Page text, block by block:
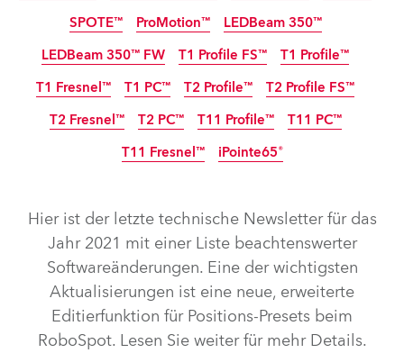
RoboSpot™
FORTE®
FORTE® FS
ESPRITE®
ESPRITE® FS
ESPRITE® Fresnel
ESPRITE® PC
CUETE®
SPOTE™
SPOTE™
Abgekündigt
ProMotion™
ProMotion™
LEDBeam 350™
LEDBeam 350™
LEDBeam 350™ FW T1 Profile FS™ T1 Profile™
T1 Fresnel™ T1 PC™ T2 Profile™ T2 Profile FS™
T2 Fresnel™ T2 PC™ T11 Profile™ T11 PC™
T11 Fresnel™ iPointe65®
Hier ist der letzte technische Newsletter für das
Jahr 2021 mit einer Liste beachtenswerter
Softwareänderungen. Eine der wichtigsten
Aktualisierungen ist eine neue, erweiterte
Editierfunktion für Positions-Presets beim
RoboSpot. Lesen Sie weiter für mehr Details.